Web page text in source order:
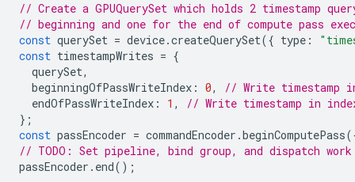
// Create a GPUQuerySet which holds 2 timestamp
// beginning and one for the end of compute pass
const querySet = device.createQuerySet({ type :
const timestampWrites = {
querySet,
beginningOfPassWriteIndex : 0,
// Write timestamp
endOfPassWriteIndex : 1 ,
// Write timestamp in
};
const passEncoder = commandEncoder .beginComputePass
// TODO: Set pipeline, bind group, and dispatch
passEncoder . end();